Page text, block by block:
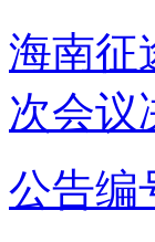
海南征
次会议
公告编